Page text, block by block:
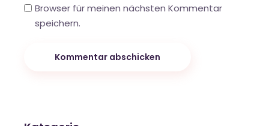
Browser für meinen nächsten Kommentar
speichern.
Kommentar abschicken